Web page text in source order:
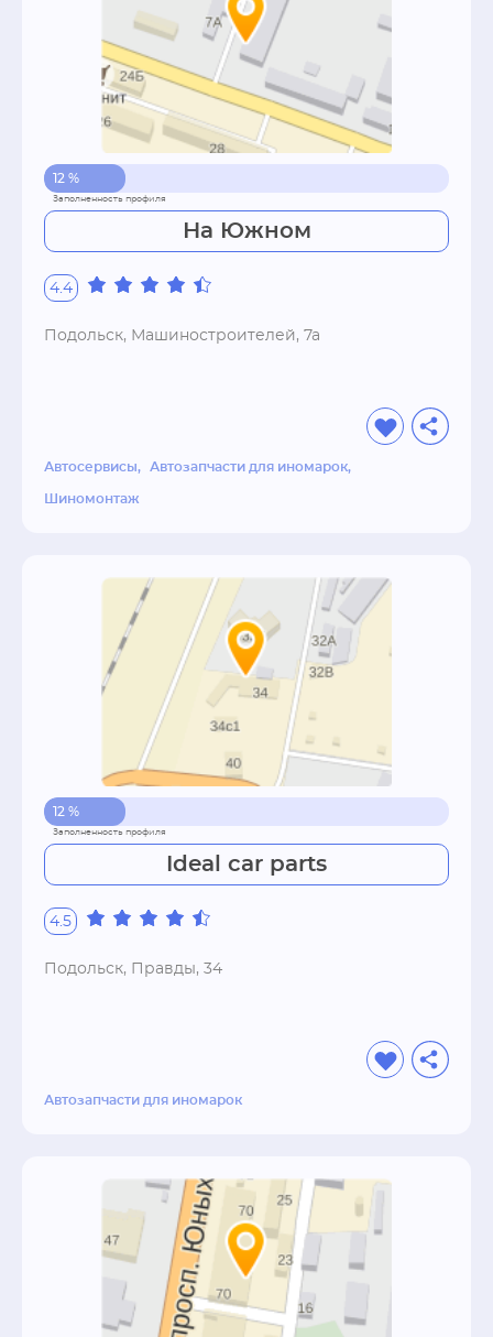
12 %
На Южном
4.4
Подольск, Машиностроителей, 7а
Автосервисы Автозапчасти для иномарок
Шиномонтаж
12 %
Ideal car parts
4.5
Подольск, Правды, 34
Автозапчасти для иномарок